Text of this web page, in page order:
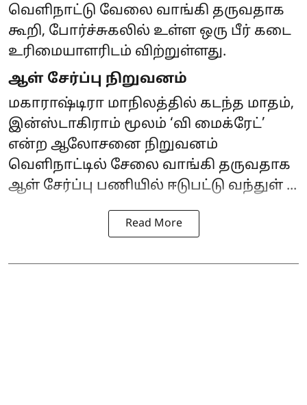
வெளிநாட்டு வேலை வாங்கி தருவதாக
கூறி, போர்ச்சுகலில் உள்ள ஒரு பீர் கடை
உரிமையாளரிடம் விற்றுள்ளது.
ஆள் சேர்ப்பு நிறுவனம்
மகாராஷ்டிரா மாநிலத்தில் கடந்த மாதம்,
இன்ஸ்டாகிராம் மூலம் ‘வி மைக்ரேட்’
என்ற ஆலோசனை நிறுவனம்
வெளிநாட்டில் சேலை வாங்கி தருவதாக
ஆள் சேர்ப்பு பணியில் ஈடுபட்டு வந்துள் ...
Read More